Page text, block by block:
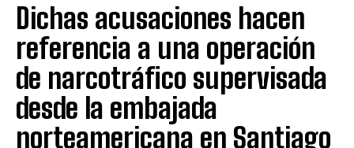
Dichas acusaciones hacen
referencia a una operación
de narcotráfico supervisada
desde la embajada
norteamericana en Santiago